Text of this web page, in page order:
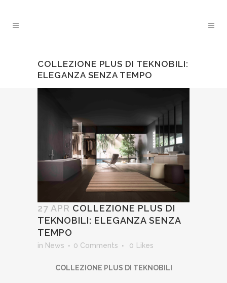
COLLEZIONE PLUS DI TEKNOBILI:
ELEGANZA SENZA TEMPO
27 APR COLLEZIONE PLUS DI
TEKNOBILI: ELEGANZA SENZA
TEMPO
in News 0 Comments 0 Likes
COLLEZIONE PLUS DI TEKNOBILI